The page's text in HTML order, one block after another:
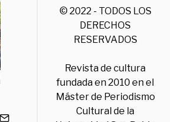
© 2022 - TODOS LOS
DERECHOS
RESERVADOS
Revista de cultura
fundada en 2010 en el
Máster de Periodismo
Cultural de la